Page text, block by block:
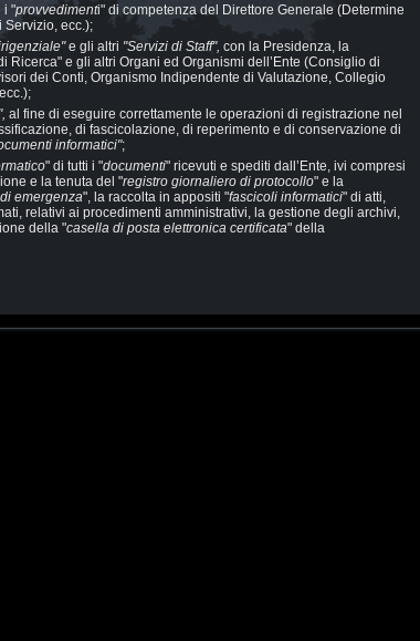
i "provvedimenti" di competenza del Direttore Generale (Determine
Servizio, ecc.);
e gli altri "Servizi di Staff", con la Presidenza, la
Ricerca" e gli altri Organi ed Organismi dell’Ente (Consiglio di
dei Conti, Organismo Indipendente di Valutazione, Collegio
al fine di eseguire correttamente le operazioni di registrazione nel
di fascicolazione, di reperimento e di conservazione di
informatici";
" di tutti i "documenti" ricevuti e spediti dall’Ente, ivi compresi
e la tenuta del "registro giornaliero di protocollo" e la
emergenza", la raccolta in appositi "fascicoli informatici" di atti,
relativi ai procedimenti amministrativi, la gestione degli archivi,
della "casella di posta elettronica certificata" della